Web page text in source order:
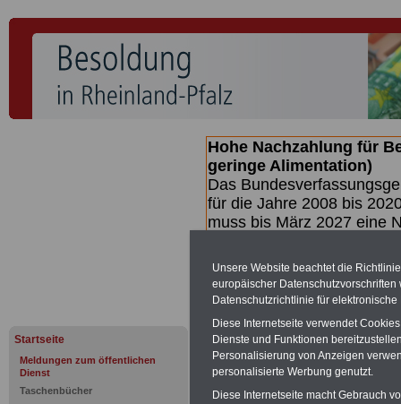
Startseite
Meldungen zum öffentlichen
Dienst
Taschenbücher
Hohe Nachzahlung für
geringe Alimentation)
Das
für die Jahre 2008 bis
muss bis März 2027 eine
(Beamte &
geben (Medienberichten
mind.3.000 und 13.000
hierzu eine Broschüre
des Gesetzentwurfs der
(wahrscheinlich im
Broschüre.
Unsere Website beachtet die
europäischer
Datenschutzrichtlinie für
Diese Internetseite verwendet
Dienste und Funktionen
Personalisierung von Anzeigen
personalisierte Werbung genutzt.
Diese Internetseite macht Gebrauch